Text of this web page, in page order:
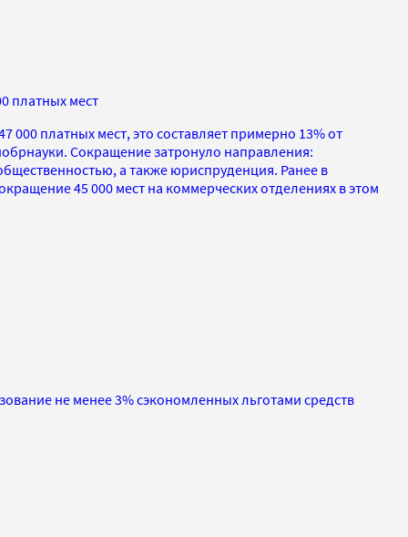
платных мест
000 платных мест, это составляет примерно 13% от
Сокращение затронуло направления:
а также юриспруденция. Ранее в
45 000 мест на коммерческих отделениях в этом
не менее 3% сэкономленных льготами средств